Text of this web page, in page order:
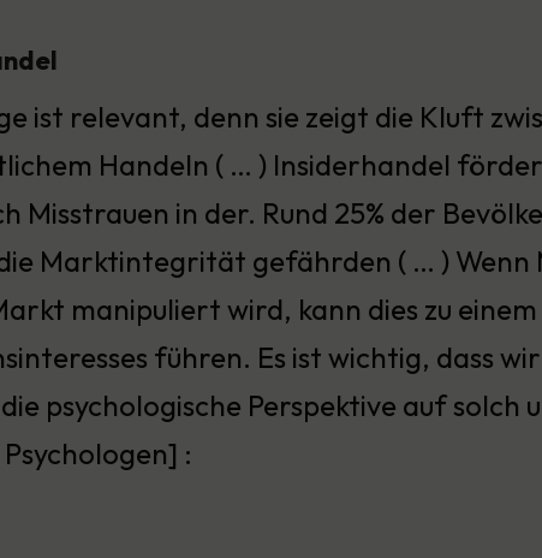
ist relevant, denn sie zeigt die Kluft
Handeln ( … ) Insiderhandel
Misstrauen in der. Rund 25% der
Marktintegrität gefährden ( … ) Wenn
manipuliert wird, kann dies zu einem
führen. Es ist wichtig, dass
psychologische Perspektive auf solch
: